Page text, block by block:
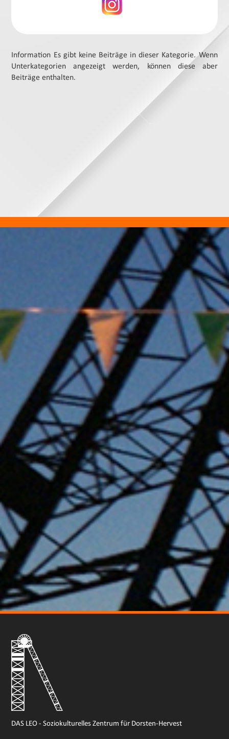
Information Es gibt keine Beiträge in dieser Kategorie. Wenn
Unterkategorien angezeigt werden, können diese aber
Beiträge enthalten.
DAS LEO - Soziokulturelles Zentrum für Dorsten-Hervest